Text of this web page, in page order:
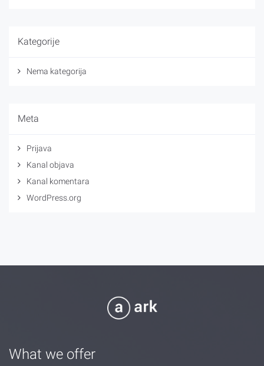
Kategorije
Nema kategorija
Meta
Prijava
Kanal objava
Kanal komentara
WordPress.org
What we offer